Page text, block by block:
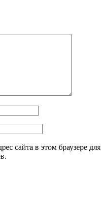
сайта в этом браузере для